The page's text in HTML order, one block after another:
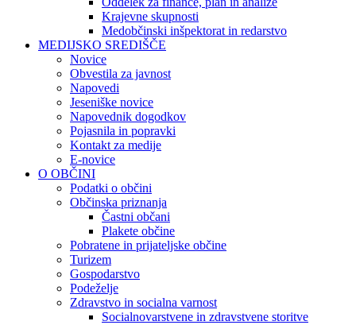
Krajevne skupnosti
Medobčinski inšpektorat in redarstvo
MEDIJSKO SREDIŠČE
Novice
Obvestila za javnost
Napovedi
Jeseniške novice
Napovednik dogodkov
Pojasnila in popravki
Kontakt za medije
E-novice
O OBČINI
Podatki o občini
Občinska priznanja
Častni občani
Plakete občine
Pobratene in prijateljske občine
Turizem
Gospodarstvo
Podeželje
Zdravstvo in socialna varnost
Socialnovarstvene in zdravstvene storitve